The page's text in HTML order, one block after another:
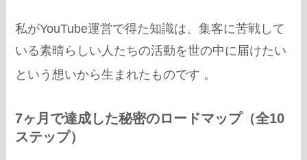
私がYouTube運営で得た知識は、集客に苦戦して
いる素晴らしい人たちの活動を世の中に届けたい
という想いから生まれたものです 。
7ヶ月で達成した秘密のロードマップ（全10
ステップ）